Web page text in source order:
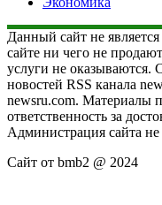
Данный сайт не
сайте ни чего не
услуги не оказываются.
новостей RSS канала
newsru.com. Материалы
ответственность за
Администрация сайта не
Сайт от bmb2 @ 2024